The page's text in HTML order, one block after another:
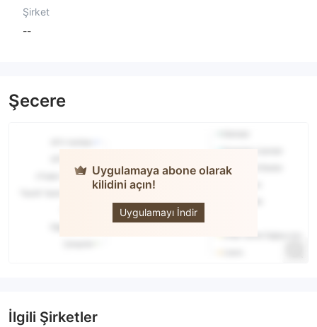
Şirket
--
Şecere
Uygulamaya abone olarak
kilidini açın!
Uygulamayı İndir
İlgili Şirketler